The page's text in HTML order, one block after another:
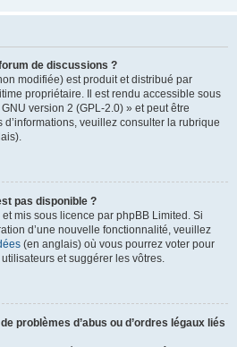
de discussions ?
modifiée) est produit et distribué par
propriétaire. Il est rendu accessible sous
version 2 (GPL-2.0) » et peut être
veuillez consulter la rubrique
pas disponible ?
mis sous licence par phpBB Limited. Si
d’une nouvelle fonctionnalité, veuillez
(en anglais) où vous pourrez voter pour
et suggérer les vôtres.
problèmes d’abus ou d’ordres légaux liés